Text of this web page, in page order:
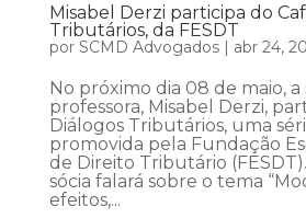
Misabel Derzi participa do
Tributários, da FESDT
por SCMD Advogados| abr 24,
No próximo dia 08 de maio, a
professora, Misabel Derzi,
Diálogos Tributários, uma
promovida pela Fundação
de Direito Tributário
sócia falará sobre o tema
efeitos,...